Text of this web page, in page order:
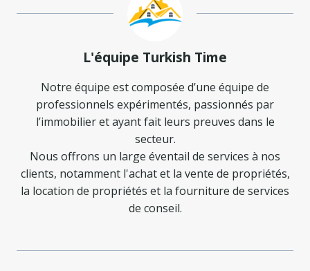
L'équipe Turkish Time
Notre équipe est composée d’une équipe de
professionnels expérimentés, passionnés par
l’immobilier et ayant fait leurs preuves dans le
secteur.
Nous offrons un large éventail de services à nos
clients, notamment l'achat et la vente de propriétés,
la location de propriétés et la fourniture de services
de conseil.